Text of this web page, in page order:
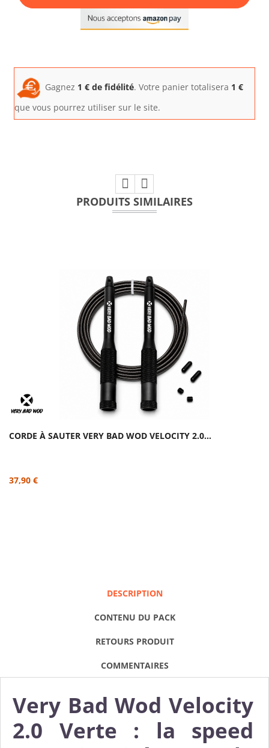
Gagnez 1 € de fidélité. Votre panier totalisera 1 €
que vous pourrez utiliser sur le site.
PRODUITS SIMILAIRES
CORDE À SAUTER VERY BAD WOD VELOCITY 2.0...
37,90 €
DESCRIPTION
CONTENU DU PACK
RETOURS PRODUIT
COMMENTAIRES
Very Bad Wod Velocity
2.0 Verte : la speed